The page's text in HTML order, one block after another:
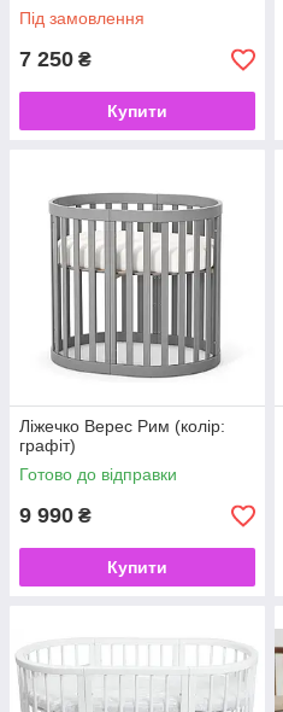
Під замовлення
7 250 ₴
Купити
Ліжечко Верес Рим (колір:
графіт)
Готово до відправки
9 990 ₴
Купити